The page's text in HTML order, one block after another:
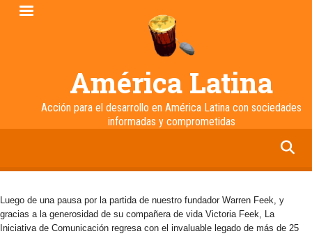
Pasar
América Latina
Acción para el desarrollo en América Latina con sociedades
informadas y comprometidas
Luego de una pausa por la partida de nuestro fundador Warren Feek, y
gracias a la generosidad de su compañera de vida Victoria Feek, La
Iniciativa de Comunicación regresa con el invaluable legado de más de 25